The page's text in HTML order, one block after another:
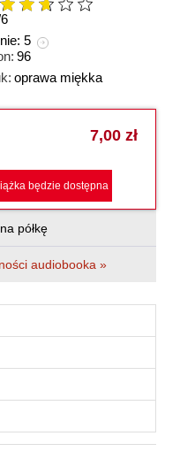
6
5
96
oprawa miękka
7,00 zł
będzie dostępna
półkę
audiobooka »